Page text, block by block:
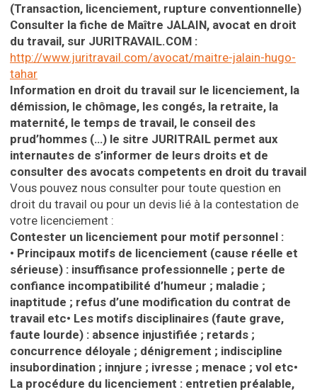
(Transaction, licenciement, rupture conventionnelle)
Consulter la fiche de Maître JALAIN, avocat en droit
du travail, sur JURITRAVAIL.COM :
http://www.juritravail.com/avocat/maitre-jalain-hugo-
tahar
Information en droit du travail sur le licenciement, la
démission, le chômage, les congés, la retraite, la
maternité, le temps de travail, le conseil des
prud’hommes (…) le sitre JURITRAIL permet aux
internautes de s’informer de leurs droits et de
consulter des avocats competents en droit du travail
Vous pouvez nous consulter pour toute question en
droit du travail ou pour un devis lié à la contestation de
votre licenciement :
Contester un licenciement pour motif personnel :
• Principaux motifs de licenciement (cause réelle et
sérieuse) : insuffisance professionnelle ; perte de
confiance incompatibilité d’humeur ; maladie ;
inaptitude ; refus d’une modification du contrat de
travail etc• Les motifs disciplinaires (faute grave,
faute lourde) : absence injustifiée ; retards ;
concurrence déloyale ; dénigrement ; indiscipline
insubordination ; innjure ; ivresse ; menace ; vol etc•
La procédure du licenciement : entretien préalable,